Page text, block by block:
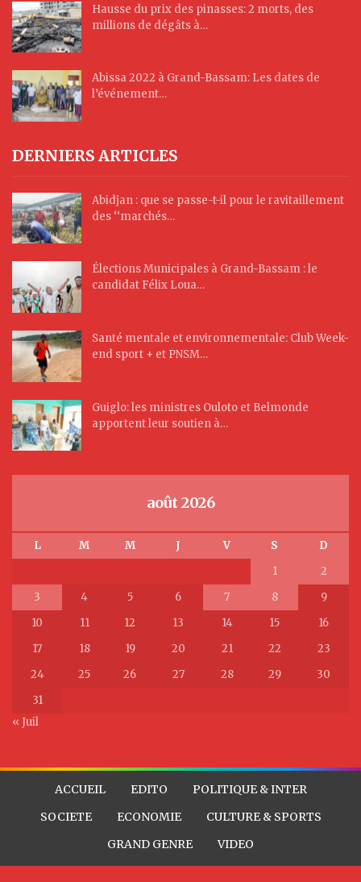
Hausse du prix des pinasses: 2 morts, des
millions de dégâts à…
Abissa 2022 à Grand-Bassam: Les dates de
l’événement…
DERNIERS ARTICLES
Abidjan : que se passe-t-il pour le ravitaillement
des ‘‘marchés…
Élections Municipales à Grand-Bassam : le
candidat Félix Loua…
Santé mentale et environnementale: Club Week-
end sport + et PNSM…
Guiglo: les ministres Ouloto et Belmonde
apportent leur soutien à…
août 2026
L M M J V S
D
1
2
3
4 5 6 7 8
9
10
11 12 13 14 15
16
17
18 19 20 21 22
23
24
25 26 27 28 29
30
31
« Juil
ACCUEIL EDITO
POLITIQUE & INTER
SOCIETE
ECONOMIE
CULTURE & SPORTS
GRAND GENRE
VIDEO